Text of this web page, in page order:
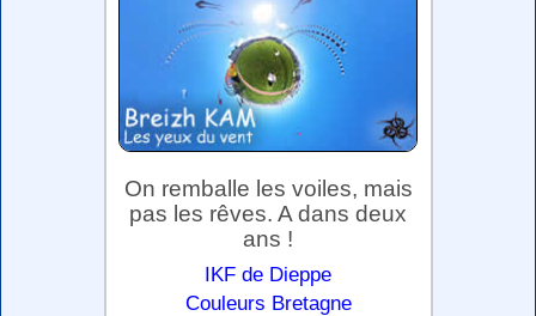
On remballe les voiles, mais
pas les rêves. A dans deux
ans !
IKF de Dieppe
Couleurs Bretagne